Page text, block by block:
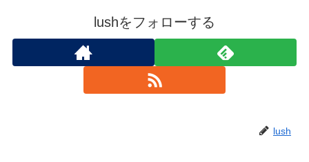
lushをフォローする
lush